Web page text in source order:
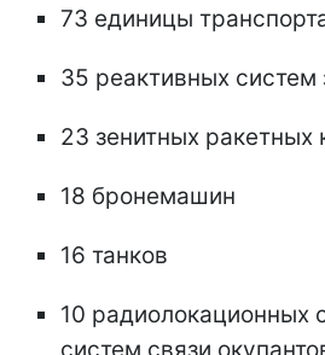
73 единицы
35 реактивных систем
23 зенитных ракетных
18 бронемашин
16 танков
10 радиолокационных
систем связи